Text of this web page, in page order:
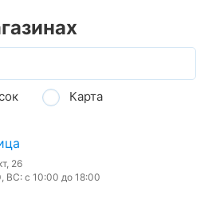
Карта
26
ВС: с 10:00 до 18:00